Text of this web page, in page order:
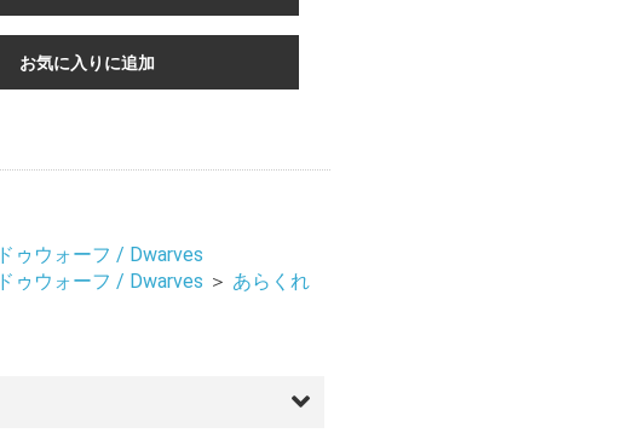
お気に入りに追加
ドゥウォーフ / Dwarves
ドゥウォーフ / Dwarves ＞ あらくれ